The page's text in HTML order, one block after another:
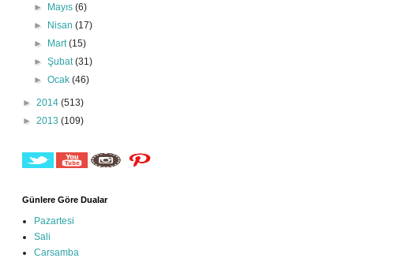
►
Mayıs(6)
►
Nisan(17)
►
Mart(15)
►Şubat(31)
►Ocak(46)
► 2014 (513)
► 2013 (109)
Günlere Göre Dualar
Pazartesi
Sali
Carsamba